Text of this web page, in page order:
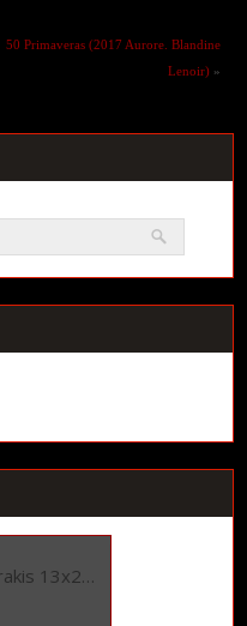
50 Primaveras (2017 Aurore. Blandine
Lenoir) »